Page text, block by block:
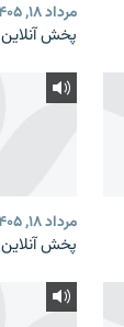
مرداد ۱۸, ۱۴۰۵
پخش آنلاین
مرداد ۱۸, ۱۴۰۵
پخش آنلاین